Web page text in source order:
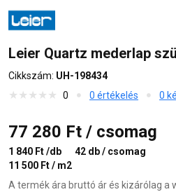
Leier Quartz mederlap
Cikkszám: UH-198434
0
0 értékelés 0
77 280 Ft / csomag
1 840 Ft /db
42 db / csomag
11 500 Ft / m2
A termék ára bruttó ár és kizárólag a